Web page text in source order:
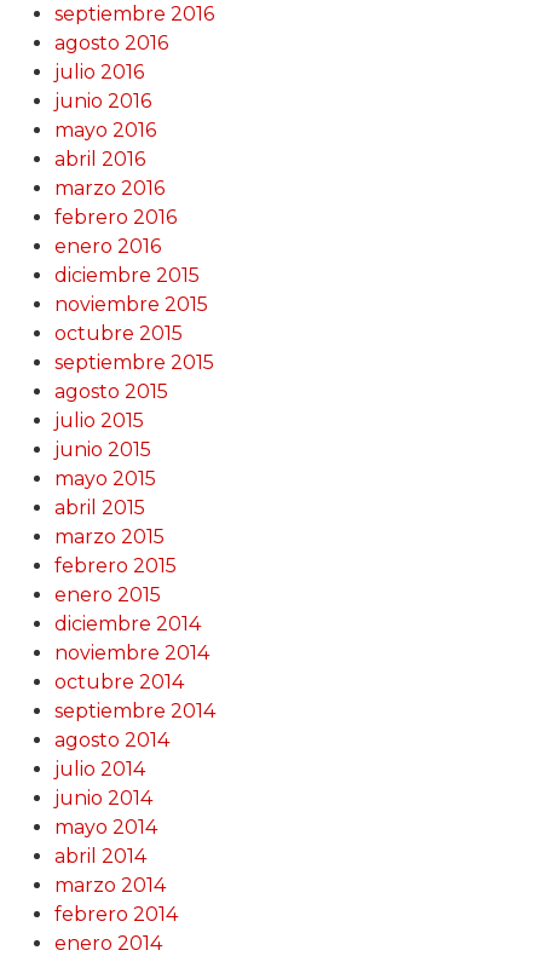
septiembre 2016
agosto 2016
julio 2016
junio 2016
mayo 2016
abril 2016
marzo 2016
febrero 2016
enero 2016
diciembre 2015
noviembre 2015
octubre 2015
septiembre 2015
agosto 2015
julio 2015
junio 2015
mayo 2015
abril 2015
marzo 2015
febrero 2015
enero 2015
diciembre 2014
noviembre 2014
octubre 2014
septiembre 2014
agosto 2014
julio 2014
junio 2014
mayo 2014
abril 2014
marzo 2014
febrero 2014
enero 2014